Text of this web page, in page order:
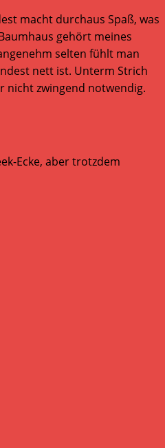
macht durchaus Spaß, was
gehört meines
selten fühlt man
nett ist. Unterm Strich
nicht zwingend notwendig.
Ecke, aber trotzdem